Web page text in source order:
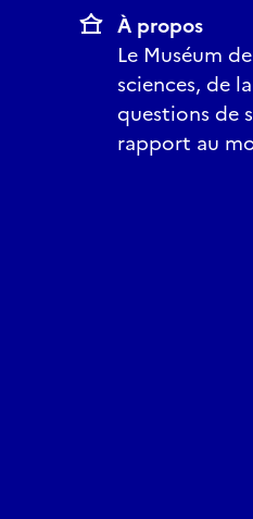
À propos
Le Muséum
sciences, de
questions de
rapport au